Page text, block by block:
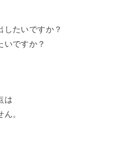
したいですか？
いですか？
は
。